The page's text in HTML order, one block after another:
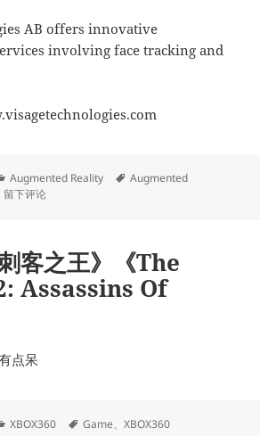
AB offers innovative
involving face tracking and
分
类
Augmented Reality
标
Augmented
于Face tracking SDK
留下评论
客之王》《The
Assassins Of
点呆
分
XBOX360
标
Game、XBOX360